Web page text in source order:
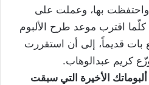
الشافعي عام 2006، واحتفظت بها، وعملت على
اقترب موعد طرح الألبوم
بات قديماً، إلى أن استقررت
كريم عبدالوهاب.
الأخيرة التي سبقت